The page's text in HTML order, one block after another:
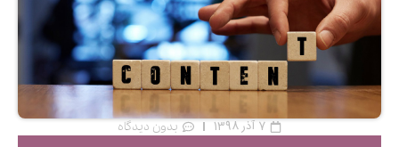
7 آذر 1398 بدون دیدگاه